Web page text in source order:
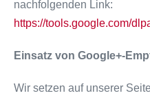
nachfolgenden Link:
https://tools.google.com/
Einsatz von Google+-
Wir setzen auf unserer